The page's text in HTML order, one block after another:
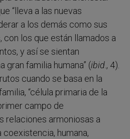
“lleva a las nuevas
a los demás como sus
con los que están llamados a
y así se sientan
gran familia humana” (ibid., 4).
cuando se basa en la
“célula primaria de la
campo de
relaciones armoniosas a
humana,